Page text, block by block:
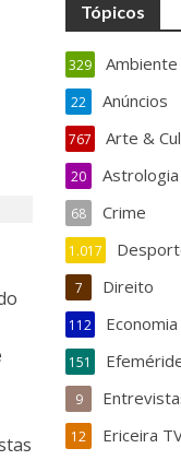
Tópicos
Ambiente
329
Anúncios
22
Arte &
767
Astrologia
20
Crime
68
1.017
Direito
7
Economia
112
151
9
Ericeira
12